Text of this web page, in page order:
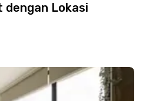
dengan Lokasi